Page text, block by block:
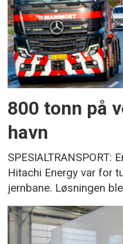
800 tonn på
havn
Hitachi Energy var for
jernbane. Løsningen